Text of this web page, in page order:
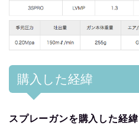
購入した経緯
スプレーガンを購入した経緯